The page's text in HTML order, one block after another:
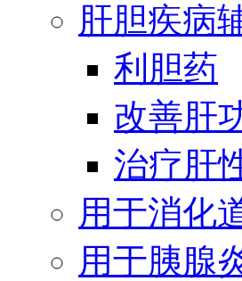
肝胆疾病
利胆药
改善肝
治疗肝
用于消化
用于胰腺